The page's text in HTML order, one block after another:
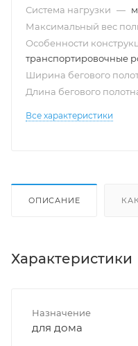
Система нагрузки —
Максимальный вес
Особенности
транспортировочные
Ширина бегового
Длина бегового
Все характеристики
ОПИСАНИЕ
Характеристики
Назначение
для дома